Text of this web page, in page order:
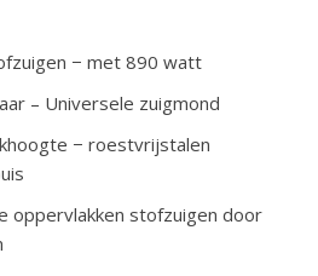
− met 890 watt
– Universele zuigmond
− roestvrijstalen
oppervlakken stofzuigen door